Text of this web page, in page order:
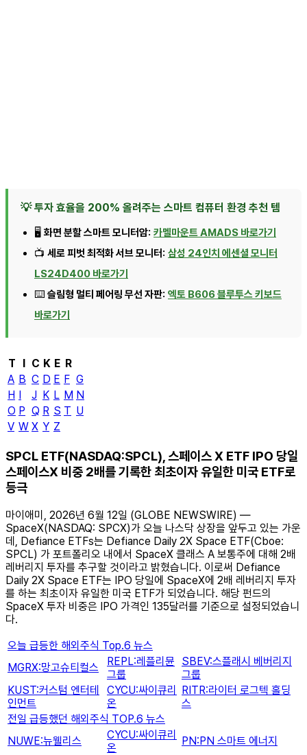
💡 투자 효율을 200% 올려주는 스마트 컴퓨터 환경 추천 템
🖥️ 화면 분할 스마트 모니터암: 카멜마운트 AMADS 바로가기
📺 세로 피벗 최적화 서브 모니터: 삼성 24인치 에센셜 모니터
LS24D400 바로가기
⌨️ 슬림형 멀티 페어링 무선 자판: 엑토 B606 블루투스 키보드
바로가기
T C K E R
A B C D E F G
H
J K L M N
O P Q R S T U
V W X Y Z
SPCL ETF(NASDAQ:SPCL), 스페이스 X ETF IPO 당일
스페이스X 비중 2배를 기록한 최초이자 유일한 미국 ETF로
등극
마이애미, 2026년 6월 12일 (GLOBE NEWSWIRE) —
SpaceX(NASDAQ: SPCX)가 오늘 나스닥 상장을 앞두고 있는 가운
데, Defiance ETFs는 Defiance Daily 2X Space ETF(Cboe:
SPCL) 가 포트폴리오 내에서 SpaceX 클래스 A 보통주에 대해 2배
레버리지 투자를 추구할 것이라고 밝혔습니다. 이로써 Defiance
Daily 2X Space ETF는 IPO 당일에 SpaceX에 2배 레버리지 투자
를 하는 최초이자 유일한 미국 ETF가 되었습니다. 해당 펀드의
SpaceX 투자 비중은 IPO 가격인 135달러를 기준으로 설정되었습니
다.
오늘 급등한 해외주식 Top.6 뉴스
MGRX:망고슈티컬스
REPL:레플리뮨
그룹
SBEV:스플래시 베버리지
그룹
KUST:커스텀 엔터테
인먼트
CYCU:싸이큐리
온
RITR:라이터 로그텍 홀딩
스
전일 급등했던 해외주식 TOP.6 뉴스
NUWE:뉴웰리스
CYCU:싸이큐리
온
PN:PN 스마트 에너지